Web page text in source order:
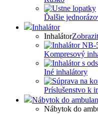
Ďalšie
Inhalátor
Inhalátor
Kompresový
Iné inhalátory
Príslušenstvo k
Nábytok do
Nábytok do